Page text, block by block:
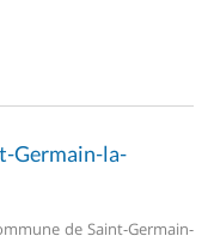
Germain-la-
de Saint-Germain-